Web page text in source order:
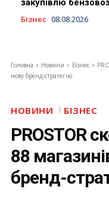
закупівлю
Бізнес 08.08.2026